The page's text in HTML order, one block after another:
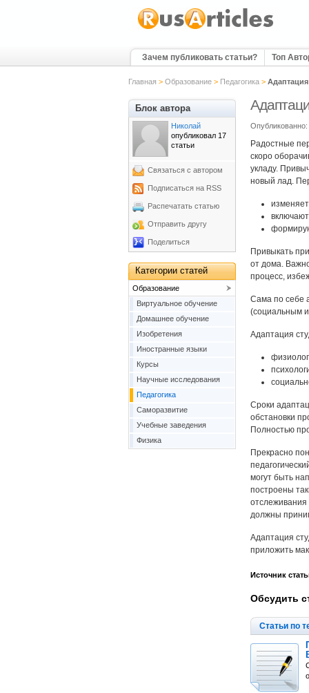
Зачем публиковать статьи? Топ
Главная > Образование> Педагогика>
Радостные
скоро
укладу.
новый лад.
Привыкать
от дома.
процесс,
Сама по себе
(социальным
Адаптация
Сроки
обстановки
Полностью
Прекрасно
могут быть
построены
отслеживания
должны
Адаптация
приложить
Источник
Обсудить
Статьи по
Блок автора
Николай
опубликовал 17
статьи
Связаться с автором
Подписаться на RSS
Распечатать статью
Отправить другу
Поделиться
Категории статей
Образование
Виртуальное обучение
Домашнее обучение
Изобретения
Иностранные языки
Курсы
Научные исследования
Педагогика
Саморазвитие
Учебные заведения
Физика